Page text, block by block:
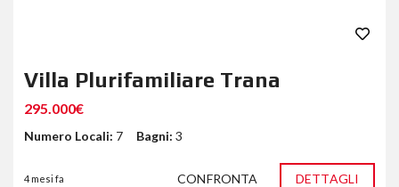
Villa Plurifamiliare Trana
295.000€
Numero Locali: 7 Bagni: 3
4 mesi fa CONFRONTA DETTAGLI